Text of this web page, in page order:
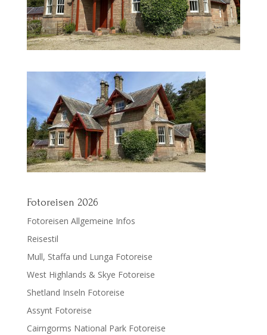
Fotoreisen 2026
Fotoreisen Allgemeine Infos
Reisestil
Mull, Staffa und Lunga Fotoreise
West Highlands & Skye Fotoreise
Shetland Inseln Fotoreise
Assynt Fotoreise
Cairngorms National Park Fotoreise